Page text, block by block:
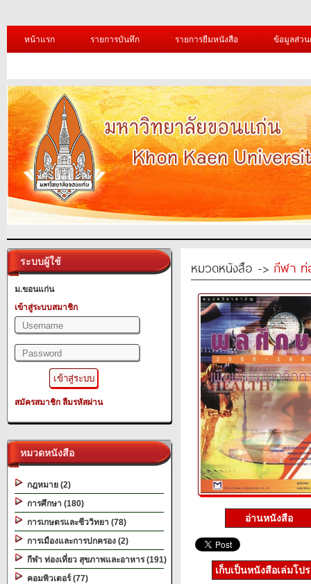
หน้าแรก รายการบันทึก รายการยืมหนังสือ ข้อมูลส่ว
ระบบผู้ใช้
ม.ขอนแก่น
เข้าสู่ระบบสมาชิก
สมัครสมาชิก ลืมรหัสผ่าน
หมวดหนังสือ
กฎหมาย (2)
การศึกษา (180)
การเกษตรและชีววิทยา (78)
การเมืองและการปกครอง (2)
กีฬา ท่องเที่ยว สุขภาพและอาหาร (191)
คอมพิวเตอร์ (77)
หมวดหนังสือ -> กีฬา ท่
อ่านหนังสือ
เก็บเป็นหนังสือเล่มโป